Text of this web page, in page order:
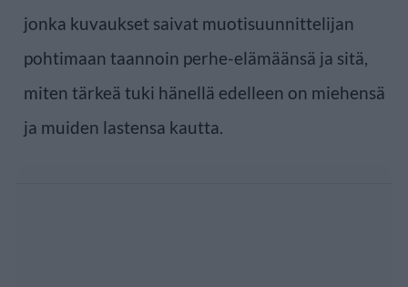
jonka kuvaukset saivat muotisuunnittelijan
pohtimaan taannoin perhe-elämäänsä ja sitä,
miten tärkeä tuki hänellä edelleen on miehensä
ja muiden lastensa kautta.